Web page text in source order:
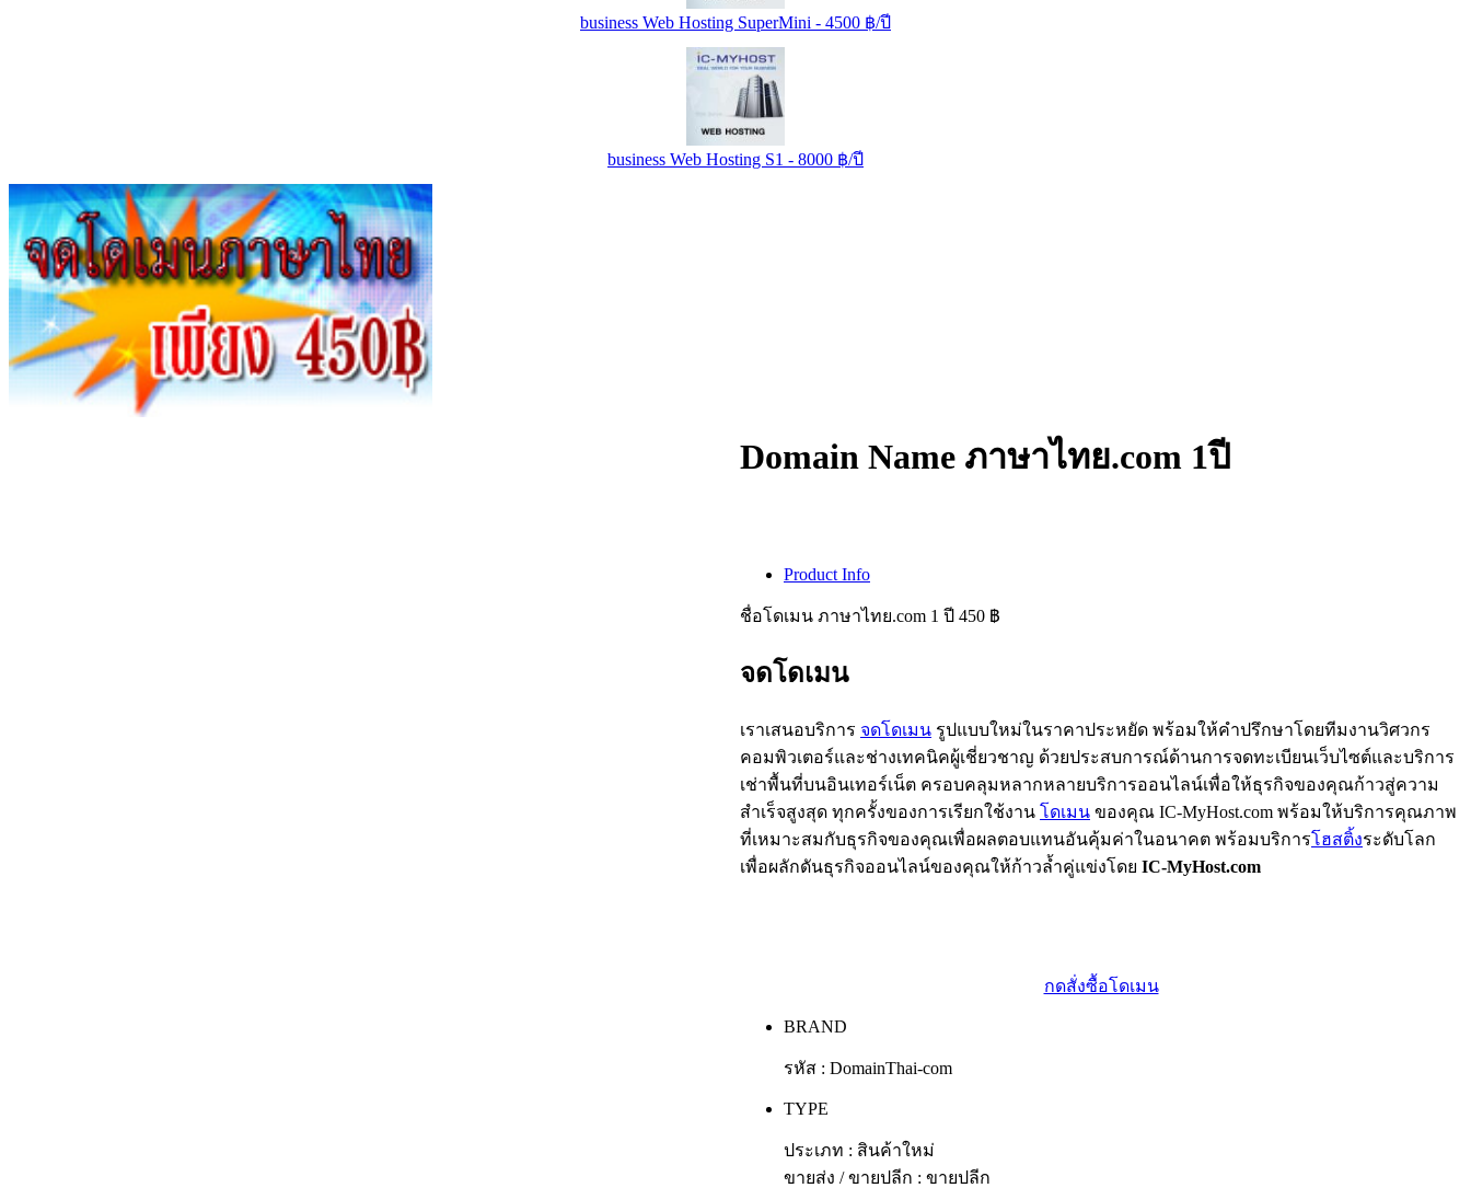
business Web Hosting SuperMini - 4500 ฿/ปี
business Web Hosting S1 - 8000 ฿/ปี
Domain Name ภาษาไทย.com 1ปี
Product Info
ชื่อโดเมน ภาษาไทย.com 1 ปี 450 ฿
จดโดเมน
เราเสนอบริการ จดโดเมน รูปแบบใหม่ในราคาประหยัด พร้อมให้คำปรึกษาโดยทีมงานวิศวกร
คอมพิวเตอร์และช่างเทคนิคผู้เชี่ยวชาญ ด้วยประสบการณ์ด้านการจดทะเบียนเว็บไซต์และบริการ
เช่าพื้นที่บนอินเทอร์เน็ต ครอบคลุมหลากหลายบริการออนไลน์เพื่อให้ธุรกิจของคุณก้าวสู่ความ
สำเร็จสูงสุด ทุกครั้งของการเรียกใช้งาน โดเมน ของคุณ IC-MyHost.com พร้อมให้บริการคุณภาพ
ที่เหมาะสมกับธุรกิจของคุณเพื่อผลตอบแทนอันคุ้มค่าในอนาคต พร้อมบริการโฮสติ้งระดับโลก
เพื่อผลักดันธุรกิจออนไลน์ของคุณให้ก้าวล้ำคู่แข่งโดย IC-MyHost.com
กดสั่งซื้อโดเมน
BRAND
รหัส : DomainThai-com
TYPE
ประเภท : สินค้าใหม่
ขายส่ง / ขายปลีก : ขายปลีก